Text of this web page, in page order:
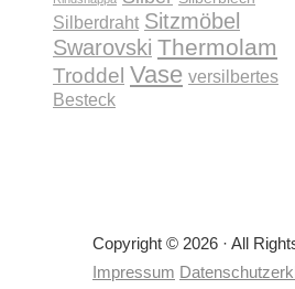
Silberdraht Sitzmöbel
Swarovski Thermolam
Troddel Vase versilbertes
Besteck
Copyright © 2026 · All
Impressum